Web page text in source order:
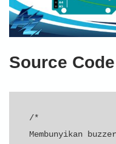
Source Code
/*
Membunyikan